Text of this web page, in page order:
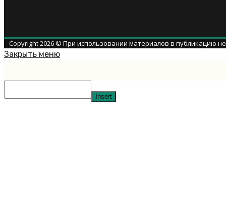
Copyright 2026 © При использовании материалов в публикацию
Закрыть меню
Insert